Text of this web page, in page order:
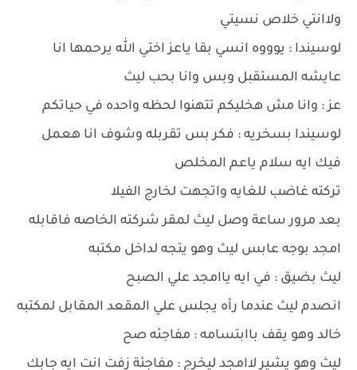
ولاانتي خلاص نسيتي
لوسيندا : يوووه انسي بقا ياعز اختي الله يرحمها انا
عايشه المستقبل وبس وانا بحب ليث
عز : وانا مش هخليكم تتهنوا لحظه واحده في حياتكم
لوسيندا بسخريه : فكر بس تقربله وشوف انا هعمل
فيك ايه سلام ياعم المخلص
تركته غاضب للغايه واتجهت لخارج الفيلا
بعد مرور ساعة وصل ليث لمقر شركته الخاصه فاقابله
امجد بوجه عابس ليث وهو يتجه لداخل مكتبه
ليث بضيق : في ايه ياامجد علي الصبح
انصدم ليث عندما رأه يجلس علي المقعد المقابل لمكتبه
خالد وهو يقف باابتسامه : مفاجئه صح
ليث وهو يشير لاامجد ليخرج : مفاجئة زفت انت ايه جابك